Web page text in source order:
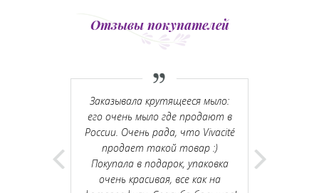
Отзывы покупателей
Заказывала крутящееся мыло:
его очень мыло где продают в
России. Очень рада, что Vivacité
продает такой товар :)
Покупала в подарок, упаковка
очень красивая, все как на